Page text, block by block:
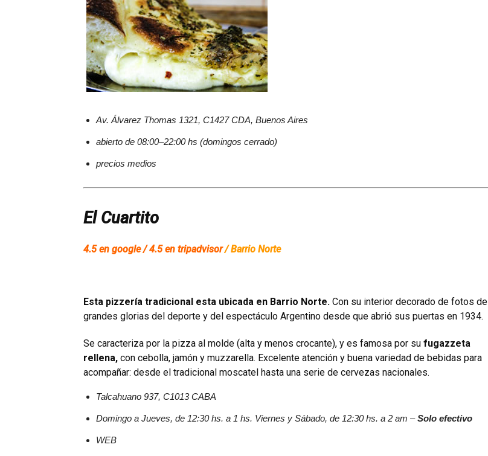
Av. Álvarez Thomas 1321, C1427 CDA, Buenos Aires
abierto de 08:00–22:00 hs (domingos cerrado)
precios medios
El Cuartito
4.5 en google / 4.5 en tripadvisor/Barrio Norte
Esta pizzería tradicional esta ubicada en Barrio Norte. Con su interior decorado de fotos de
grandes glorias del deporte y del espectáculo Argentino desde que abrió sus puertas en 1934.
Se caracteriza por la pizza al molde (alta y menos crocante), y es famosa por su fugazzeta
rellena, con cebolla, jamón y muzzarella. Excelente atención y buena variedad de bebidas para
acompañar: desde el tradicional moscatel hasta una serie de cervezas nacionales.
Talcahuano 937, C1013 CABA
Domingo a Jueves, de 12:30 hs. a 1 hs. Viernes y Sábado, de 12:30 hs. a 2 am –Solo efectivo
WEB